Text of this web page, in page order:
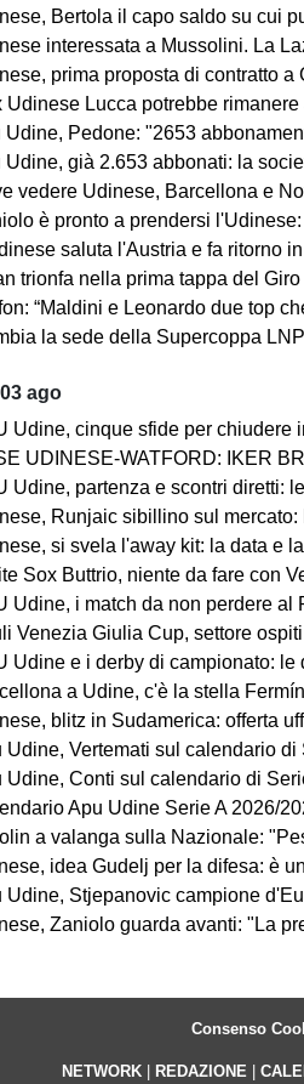
Bertola il capo saldo su cui
interessata a Mussolini. La Lazio
prima proposta di contratto a
Lucca potrebbe rimanere al
Pedone: "2653 abbonamenti in 17
già 2.653 abbonati: la società fissa il tetto a quota 2.800
vedere Udinese, Barcellona e Nottingham
è pronto a prendersi l'Udinese: il numero 10 deve
saluta l'Austria e fa ritorno in
trionfa nella prima tappa del Giro di
“Maldini e Leonardo due top che garantivano il massimo, ma
la sede della Supercoppa LNP: ecco dove
ago
Udine, cinque sfide per chiudere in
WATFORD: IKER BRAVO, PAYERO e
Udine, partenza e scontri diretti:
Runjaic sibillino sul mercato: la
si svela l'away kit: la data e
Sox Buttrio, niente da fare con
Udine, i match da non perdere al
Venezia Giulia Cup, settore ospiti
Udine e i derby di campionato: le date
a Udine, c'è la stella Fermín Lopez:
blitz in Sudamerica: offerta ufficiale
Vertemati sul calendario di Serie A: "Dovremo
Conti sul calendario di Serie A: "Iniziare al
Apu Udine Serie A 2026/2027, le partite
a valanga sulla Nazionale: "Pessima figura con Mancini.
idea Gudelj per la difesa: è
Stjepanovic campione d'Europa
Zaniolo guarda avanti: "La preparazione
Consenso
NETWORK| REDAZIONE|